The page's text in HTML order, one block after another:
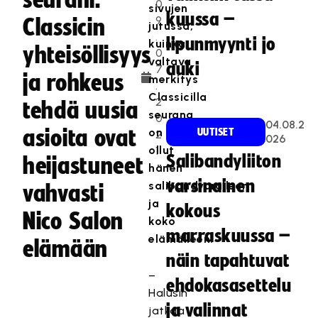
Classicin
yhteisöllisyys
ja rohkeus
tehdä uusia
asioita ovat
heijastuneet
vahvasti
Nico Salon
elämään
0
9
.
0
7
.
2
0
2
1
sivujen
jutussa,
kuinka
valtava
merkitys
Classicilla
seurana
on
ollut
hänen
salibandyuralleen
ja
koko
elämälleen.
–
Halusin
jatkaa
kuussa –
lipunmyynti jo
auki
UUTISET
04.08.2
026
Salibandyliiton
varsinainen
kokous
marraskuussa –
näin tapahtuvat
ehdokasasettelu
ja valinnat